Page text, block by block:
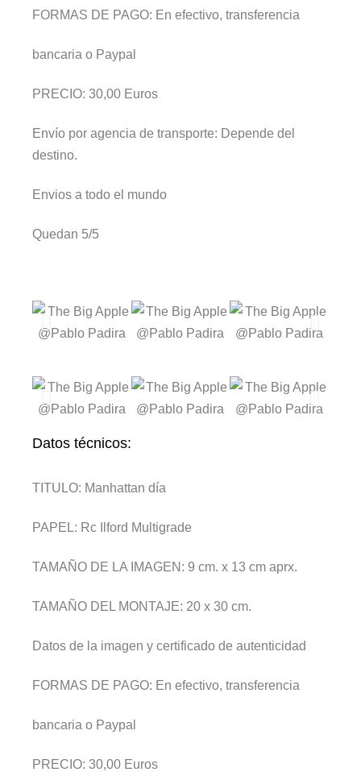
FORMAS DE PAGO: En efectivo, transferencia
bancaria o Paypal
PRECIO: 30,00 Euros
Envío por agencia de transporte: Depende del
destino.
Envios a todo el mundo
Quedan 5/5
Datos técnicos:
TITULO: Manhattan día
PAPEL: Rc Ilford Multigrade
TAMAÑO DE LA IMAGEN: 9 cm. x 13 cm aprx.
TAMAÑO DEL MONTAJE: 20 x 30 cm.
Datos de la imagen y certificado de autenticidad
FORMAS DE PAGO: En efectivo, transferencia
bancaria o Paypal
PRECIO: 30,00 Euros